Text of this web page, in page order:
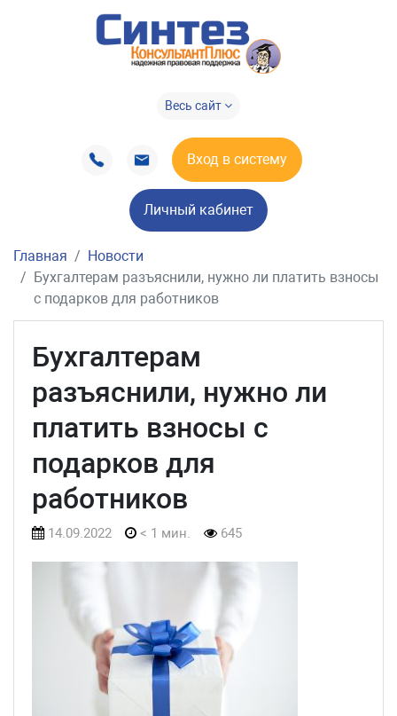
Весь сайт
Вход в систему
Личный кабинет
Главная
Новости
Бухгалтерам разъяснили, нужно ли платить взносы
с подарков для работников
Бухгалтерам
разъяснили, нужно ли
платить взносы с
подарков для
работников
14.09.2022 < 1 мин. 645